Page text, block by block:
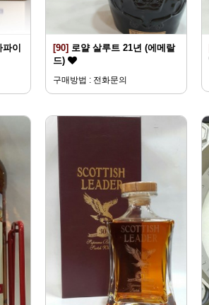
이
[90] 로얄 살루트 21년 (에메랄
드)
구매방법 : 전화문의